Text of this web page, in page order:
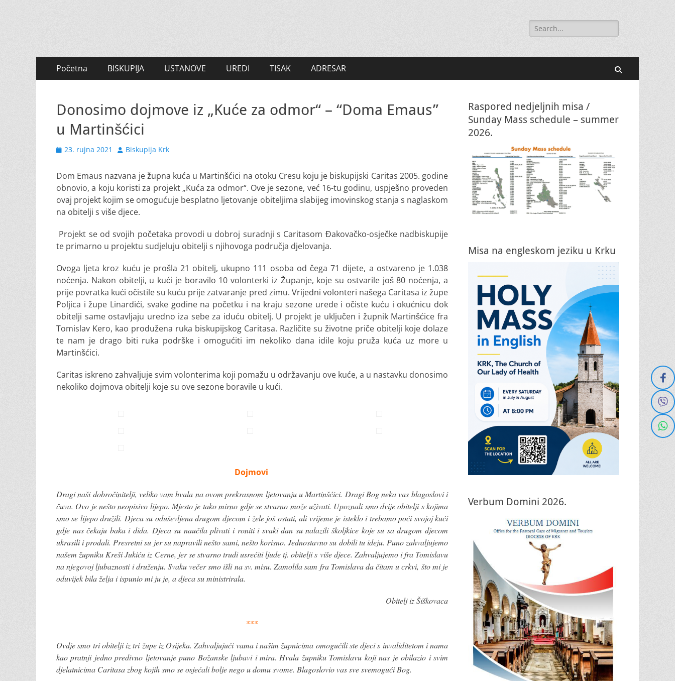
Search
for:
Primary
Menu
Početna BISKUPIJA USTANOVE UREDI TISAK ADRESAR
Donosimo dojmove iz „Kuće za odmor“ – “Doma Emaus”
u Martinšćici
Posted
23. rujna 2021 Author
Biskupija Krk
Dom Emaus nazvana je župna kuća u Martinšćici na otoku Cresu koju je biskupijski Caritas 2005. godine
obnovio, a koju koristi za projekt „Kuća za odmor“. Ove je sezone, već 16-tu godinu, uspješno proveden
ovaj projekt kojim se omogućuje besplatno ljetovanje obiteljima slabijeg imovinskog stanja s naglaskom
na obitelji s više djece.
Projekt se od svojih početaka provodi u dobroj suradnji s Caritasom Đakovačko-osječke nadbiskupije
te primarno u projektu sudjeluju obitelji s njihovoga područja djelovanja.
Ovoga ljeta kroz kuću je prošla 21 obitelj, ukupno 111 osoba od čega 71 dijete, a ostvareno je 1.038
noćenja. Nakon obitelji, u kući je boravilo 10 volonterki iz Županje, koje su ostvarile još 80 noćenja, a
prije povratka kući očistile su kuću prije zatvaranje pred zimu. Vrijedni volonteri našega Caritasa iz župe
Poljica i župe Linardići, svake godine na početku i na kraju sezone urede i očiste kuću i okućnicu dok
obitelji same ostavljaju uredno iza sebe za iduću obitelj. U projekt je uključen i župnik Martinšćice fra
Tomislav Kero, kao produžena ruka biskupijskog Caritasa. Različite su životne priče obitelji koje dolaze
te nam je drago biti ruka podrške i omogućiti im nekoliko dana idile koju pruža kuća uz more u
Martinšćici.
Caritas iskreno zahvaljuje svim volonterima koji pomažu u održavanju ove kuće, a u nastavku donosimo
nekoliko dojmova obitelji koje su ove sezone boravile u kući.
Dojmovi
Dragi naši dobročinitelji, veliko vam hvala na ovom prekrasnom ljetovanju u Martinšćici. Dragi Bog neka vas blagoslovi i
čuva. Ovo je nešto neopisivo lijepo. Mjesto je tako mirno gdje se stvarno može uživati. Upoznali smo dvije obitelji s kojima
smo se lijepo družili. Djeca su oduševljena drugom djecom i žele još ostati, ali vrijeme je isteklo i trebamo poći svojoj kući
gdje nas čekaju baka i dida. Djeca su naučila plivati i roniti i svaki dan su nalazili školjkice koje su sa drugom djecom
ukrasili i prodali. Presretni su jer su napravili nešto sami, nešto korisno. Jednostavno su dobili tu ideju. Puno zahvaljujemo
našem župniku Kreši Jukiću iz Cerne, jer se stvarno trudi usrećiti ljude tj. obitelji s više djece. Zahvaljujemo i fra Tomislavu
na njegovoj ljubaznosti i druženju. Svaku večer smo išli na sv. misu. Zamolila sam fra Tomislava da čitam u crkvi, što mi je
oduvijek bila želja i ispunio mi ju je, a djeca su ministrirala.
Obitelj iz Šiškovaca
***
Ovdje smo tri obitelji iz tri župe iz Osijeka. Zahvaljujući vama i našim župnicima omogućili ste djeci s invaliditetom i nama
kao pratnji jedno predivno ljetovanje puno Božanske ljubavi i mira. Hvala župniku Tomislavu koji nas je obilazio i svim
djelatnicima Caritasa zbog kojih smo se osjećali bolje nego u domu svome. Blagoslovio vas sve svemogući Bog.
Raspored nedjeljnih misa /
Sunday Mass schedule – summer
2026.
Misa na engleskom jeziku u Krku
Verbum Domini 2026.